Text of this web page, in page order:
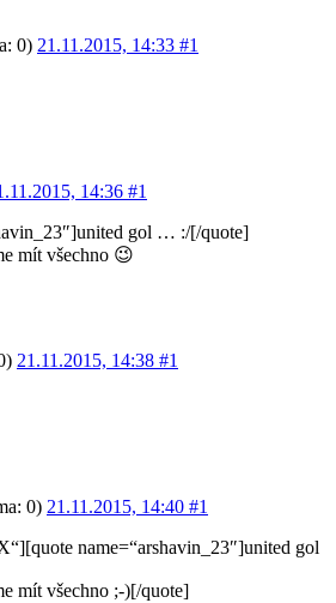
0) 21.11.2015, 14:33 #1
14:36 #1
gol … :/[/quote]
mít všechno 😉
21.11.2015, 14:38 #1
0) 21.11.2015, 14:40 #1
name=“arshavin_23″]united gol
mít všechno ;-)[/quote]